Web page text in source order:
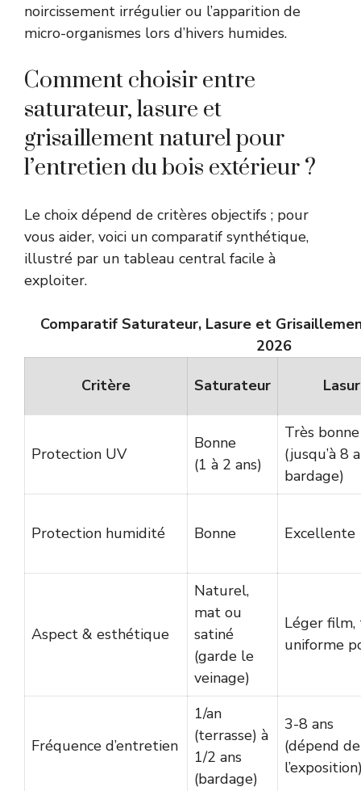
noircissement irrégulier ou l’apparition de
micro-organismes lors d’hivers humides.
Comment choisir entre
saturateur, lasure et
grisaillement naturel pour
l’entretien du bois extérieur ?
Le choix dépend de critères objectifs ; pour
vous aider, voici un comparatif synthétique,
illustré par un tableau central facile à
exploiter.
Comparatif Saturateur, Lasure et
2026
Critère Saturateur
Protection UV
Bonne
(1 à 2 ans)
Très bonne
(jusqu’à 8
bardage)
Protection humidité Bonne Excellente
Aspect & esthétique
Naturel,
mat ou
satiné
(garde le
veinage)
Léger
uniforme
Fréquence d’entretien
1/an
(terrasse) à
1/2 ans
(bardage)
3-8 ans
(dépend de